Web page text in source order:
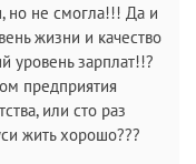
но не смогла!!! Да и
жизни и качество
уровень зарплат!!?
предприятия
или сто раз
жить хорошо???